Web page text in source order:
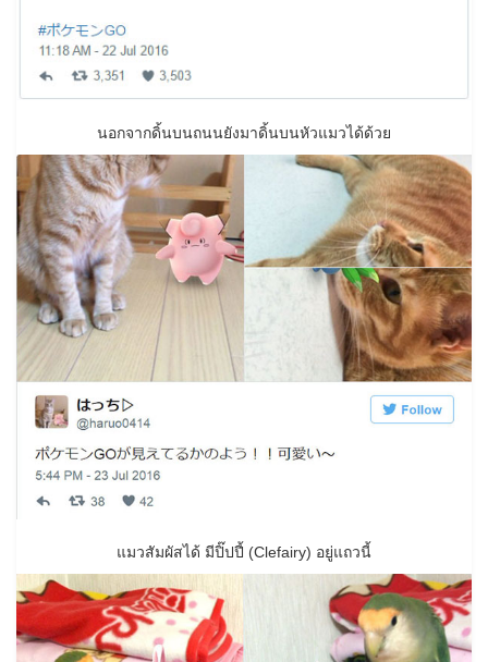
นอกจากดิ้นบนถนนยังมาดิ้นบนหัวแมวได้ด้วย
แมวสัมผัสได้ มีปิ๊ปปี้ (Clefairy) อยู่แถวนี้